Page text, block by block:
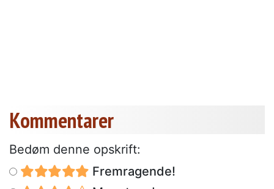
Kommentarer
Bedøm denne opskrift:
Fremragende!